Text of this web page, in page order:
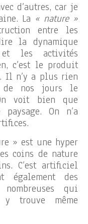
d’autres, car je
La « nature »
entre les
la dynamique
et les activités
c’est le produit
Il n’y a plus rien
de nos jours le
voit bien que
On n’a
» est une hyper
coins de nature
C’est artificiel
également des
qui
trouve même